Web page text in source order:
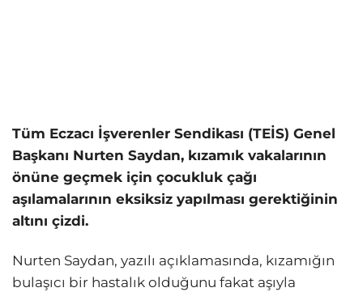
Tüm Eczacı İşverenler Sendikası (TEİS) Genel
Başkanı Nurten Saydan, kızamık vakalarının
önüne geçmek için çocukluk çağı
aşılamalarının eksiksiz yapılması gerektiğinin
altını çizdi.
Nurten Saydan, yazılı açıklamasında, kızamığın
bulaşıcı bir hastalık olduğunu fakat aşıyla